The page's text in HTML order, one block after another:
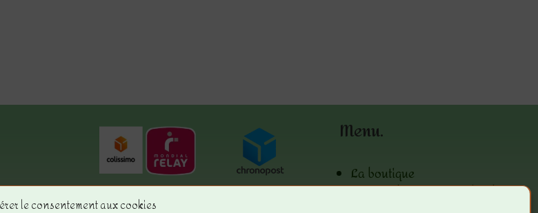
le consentement aux cookies
Menu.
La boutique
Les Conditions Générales de